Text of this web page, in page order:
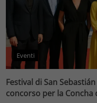
Eventi
Festival di San
concorso per la Concha